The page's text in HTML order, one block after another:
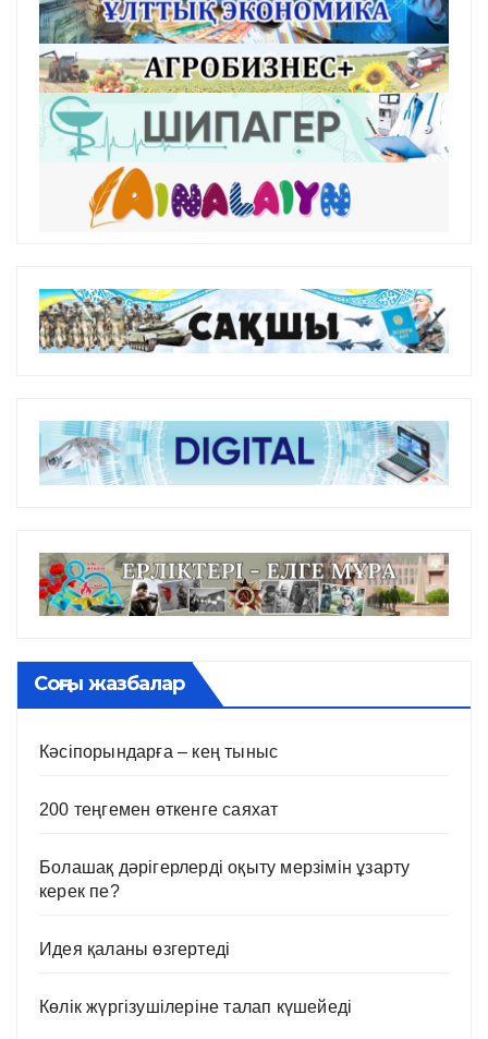
Соңғы жазбалар
Кәсіпорындарға – кең тыныс
200 теңгемен өткенге саяхат
Болашақ дәрігерлерді оқыту мерзімін ұзарту
керек пе?
Идея қаланы өзгертеді
Көлік жүргізушілеріне талап күшейеді